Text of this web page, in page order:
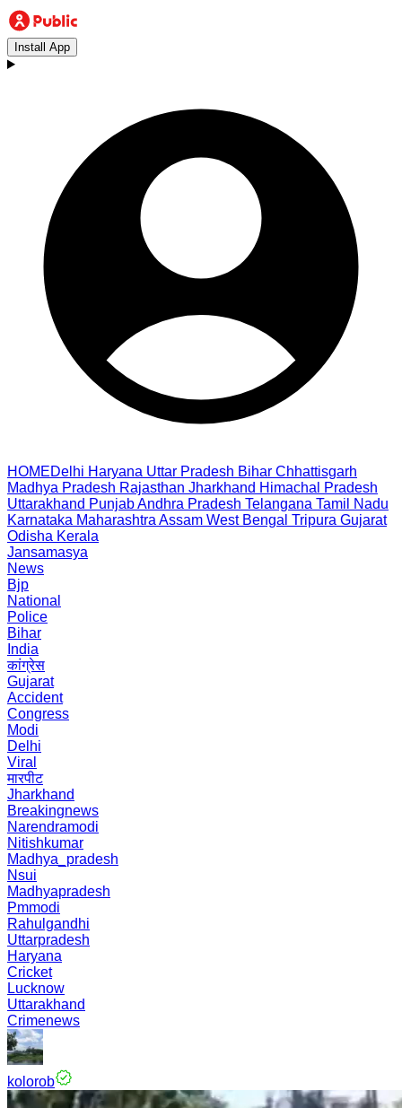
Install App
HOMEDelhi Haryana Uttar Pradesh Bihar Chhattisgarh
Madhya Pradesh Rajasthan Jharkhand Himachal Pradesh
Uttarakhand PunjabAndhra Pradesh Telangana Tamil Nadu
Karnataka Maharashtra Assam West Bengal Tripura Gujarat
Odisha Kerala
Jansamasya
News
Bjp
National
Police
Bihar
India
कांग्रेस
Gujarat
Accident
Congress
Modi
Delhi
Viral
मारपीट
Jharkhand
Breakingnews
Narendramodi
Nitishkumar
Madhya_pradesh
Nsui
Madhyapradesh
Pmmodi
Rahulgandhi
Uttarpradesh
Haryana
Cricket
Lucknow
Uttarakhand
Crimenews
kolorob